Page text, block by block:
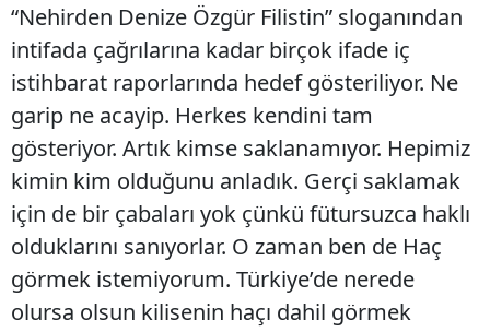
“Nehirden Denize Özgür Filistin” sloganından
intifada çağrılarına kadar birçok ifade iç
istihbarat raporlarında hedef gösteriliyor. Ne
garip ne acayip. Herkes kendini tam
gösteriyor. Artık kimse saklanamıyor. Hepimiz
kimin kim olduğunu anladık. Gerçi saklamak
için de bir çabaları yok çünkü fütursuzca haklı
olduklarını sanıyorlar. O zaman ben de Haç
görmek istemiyorum. Türkiye’de nerede
olursa olsun kilisenin haçı dahil görmek